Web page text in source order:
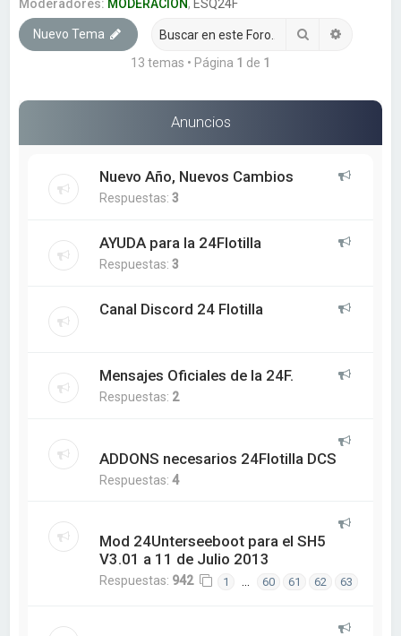
Moderadores: MODERACION, ESQ24F
Nuevo Tema Buscar
13 temas • Página 1 de 1
Anuncios
Nuevo Año, Nuevos Cambios
Respuestas:3
AYUDA para la 24Flotilla
Respuestas:3
Canal Discord 24 Flotilla
Mensajes Oficiales de la 24F.
Respuestas: 2
ADDONS necesarios 24Flotilla DCS
Respuestas:4
Mod 24Unterseeboot para el SH5
V3.01 a 11 de Julio 2013
Respuestas: 942 1 … 60 61 62 63